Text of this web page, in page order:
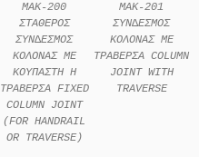
MAK-200
ΣΤΑΘΕΡΟΣ
ΣΥΝ∆ΕΣΜΟΣ
ΚΟΛΟΝΑΣ ΜΕ
ΚΟΥΠΑΣΤΗ Η
ΤΡΑΒΕΡΣΑ FIXED
COLUMN JOINT
(FOR HANDRAIL
OR TRAVERSE)
MAK-201
ΣΥΝ∆ΕΣΜΟΣ
ΚΟΛΟΝΑΣ ΜΕ
ΤΡΑΒΕΡΣΑ COLUMN
JOINT WITH
TRAVERSE